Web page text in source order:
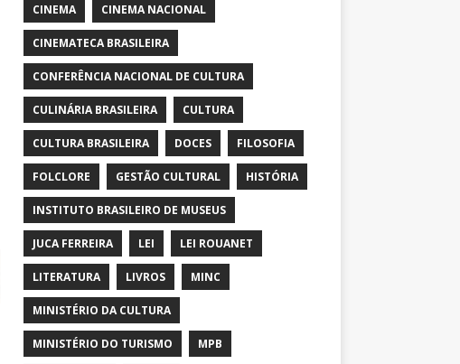
CINEMA CINEMA NACIONAL
CINEMATECA BRASILEIRA
CONFERÊNCIA NACIONAL DE CULTURA
CULINÁRIA BRASILEIRA CULTURA
CULTURA BRASILEIRA DOCES FILOSOFIA
FOLCLORE GESTÃO CULTURAL HISTÓRIA
INSTITUTO BRASILEIRO DE MUSEUS
JUCA FERREIRA LEI LEI ROUANET
LITERATURA LIVROS MINC
MINISTÉRIO DA CULTURA
MINISTÉRIO DO TURISMO MPB